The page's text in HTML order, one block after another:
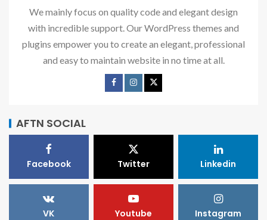
We mainly focus on quality code and elegant design
with incredible support. Our WordPress themes and
plugins empower you to create an elegant, professional
and easy to maintain website in no time at all.
AFTN SOCIAL
Facebook Twitter Linkedin
VK Youtube Instagram